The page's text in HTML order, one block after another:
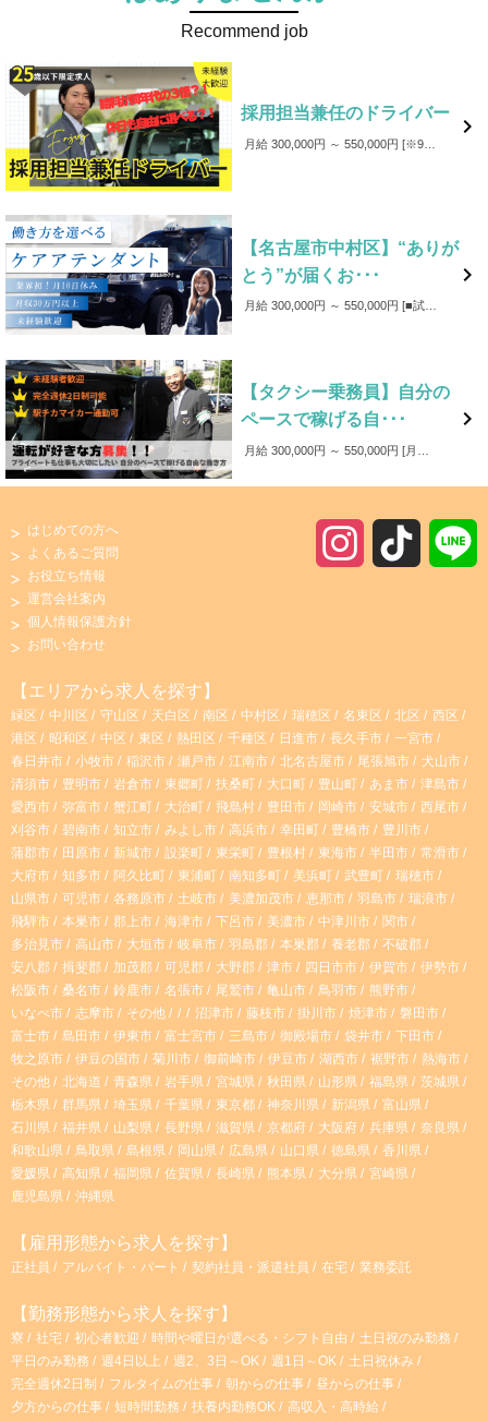
Recommend job
採用担当兼任のドライバー
月給 300,000円 ～ 550,000円 ※98％が未経験者で平均月収38万円以上！ ※安心の給与保障制度あり （乗務開始から最大12ヶ月／個人の業績により総額が保障給を超える場合は全額支給） ■収入例 ・初年度平均年収535万円 ・全社員平均年収557万円 ※研修期間中は月給209,300円～ 研修期間約42日間 L 2種免許取得（最大10日間） L 基礎研修（18日間） ・運転・警備・介護など L タクシー協会（4日間） ・名古屋の地理講習 L 乗車指導（12日間） ・指導員が横に乗り実務訓練 【各種手当（規定）】 ・残業代 ・資格手当 ・回数手当 ・距離手当 ・資格手当 ・皆勤手当 ・家族手当 （扶養家族：1人2,000円／2人1,500円／3人1,500円 ※各月額） ・役職手当 【賞与】 年3回

【名古屋市中村区】“ありが
とう”が届くお･･･
月給 300,000円 ～ 550,000円 ■試用期間：6か月（うち35日間は、研修期間) ※研修期間中の給与は月給209,300円～となります。 ■賞与：年3回 ■成果給あり：売上に応じて、基本給に加え成果給（売上の42%程度）を支給 ■各種手当（皆勤・回数・家族・資格・役職） ■支援金制度（入社・学資） ■事故補償（万が一事故が発生した場合、事故費用は会社が負担します。）

【タクシー乗務員】自分の
ペースで稼げる自･･･
月給 300,000円 ～ 550,000円 月給＋成果給あり 【賞与あり】 年3回 【成果給あり】 売上に応じて、基本給に加え成果給（売上の42%程度）を支給。 当社はご予約やアプリでの配車が多く、新人のドライバーにも安定してお仕事をお任せできるので、１年目からベテランと同様の給与を得ることができます。 【手当】 皆勤手当・回数手当・家族手当・資格手当・役職手当など 【事故補償】 万が一事故が発生した場合、事故費用は会社が負担します。 【保証給あり】 入社後最大１年間は保証給制度あり！ ※規定がございます 保証給のある期間にお仕事に慣れていただくことや、接客・運転技術向上に集中して取り組んでいただくことが可能です。

a
g
r
a
m
o
k
はじめての方へ
よくあるご質問
お役立ち情報
運営会社案内
個人情報保護方針
お問い合わせ
【エリアから求人を探す】
緑区 中川区 守山区 天白区 南区 中村区 瑞穂区 名東区 北区
西区
港区
昭和区 中区 東区 熱田区 千種区 日進市 長久手市
一宮市
春日井市
小牧市 稲沢市 瀬戸市 江南市 北名古屋市 尾張旭市
犬山市
清須市
豊明市 岩倉市 東郷町 扶桑町 大口町 豊山町 あま市
津島市
愛西市
弥富市 蟹江町 大治町 飛島村 豊田市 岡崎市 安城市
西尾市
刈谷市
碧南市 知立市 みよし市 高浜市 幸田町 豊橋市
豊川市
蒲郡市
田原市 新城市 設楽町 東栄町 豊根村 東海市 半田市
常滑市
大府市
知多市 阿久比町 東浦町 南知多町 美浜町 武豊町
瑞穂市
山県市
可児市 各務原市 土岐市 美濃加茂市 恵那市 羽島市
瑞浪市
飛騨市
本巣市 郡上市 海津市 下呂市 美濃市 中津川市
関市
多治見市
高山市 大垣市 岐阜市 羽島郡 本巣郡 養老郡
不破郡
安八郡
揖斐郡 加茂郡 可児郡 大野郡 津市 四日市市 伊賀市
伊勢市
松阪市
桑名市 鈴鹿市 名張市 尾鷲市 亀山市 鳥羽市
熊野市
いなべ市
志摩市 その他 沼津市 藤枝市 掛川市 焼津市
磐田市
富士市
島田市 伊東市 富士宮市 三島市 御殿場市 袋井市
下田市
牧之原市
伊豆の国市 菊川市 御前崎市 伊豆市 湖西市 裾野市
熱海市
その他
北海道 青森県 岩手県 宮城県 秋田県 山形県 福島県
茨城県
栃木県
群馬県 埼玉県 千葉県 東京都 神奈川県 新潟県
富山県
石川県
福井県 山梨県 長野県 滋賀県 京都府 大阪府 兵庫県
奈良県
和歌山県
鳥取県 島根県 岡山県 広島県 山口県 徳島県
香川県
愛媛県
高知県 福岡県 佐賀県 長崎県 熊本県 大分県
宮崎県
鹿児島県
沖縄県
【雇用形態から求人を探す】
正社員 アルバイト・パート 契約社員・派遣社員 在宅 業務委託
【勤務形態から求人を探す】
寮 社宅 初心者歓迎 時間や曜日が選べる・シフト自由
土日祝のみ勤務
平日のみ勤務
週4日以上 週2、3日～OK 週1日～OK
土日祝休み
完全週休2日制
フルタイムの仕事 朝からの仕事
昼からの仕事
夕方からの仕事
短時間勤務 扶養内勤務OK 高収入・高時給